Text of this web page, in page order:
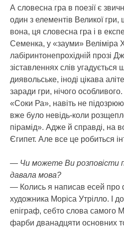
А словесна гра в поезії є
один з елементів Великої гри,
вона, ця словесна гра і в
Семенка, у «зауми» Веліміра
лабіринтонепрохідній прозі
зіставленнях слів
диявольське, іноді цікава
заради гри, нічого
«Соки Ра», навіть не
вже було невідь-коли
пірамід». Адже й справді, на
Єгипет. Але все це робиться
— Чи можете Ви розповісти
давала мова?
— Колись я написав есей про
художника Моріса Утрілло. І
епіграф, себто слова самого
фарби дванадцяти основних